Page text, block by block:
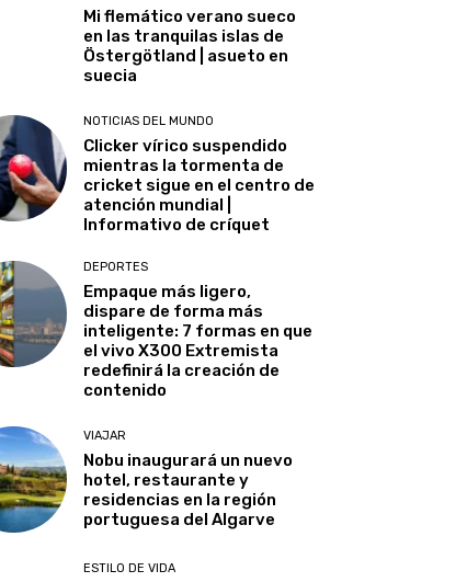
Mi flemático verano sueco
en las tranquilas islas de
Östergötland | asueto en
suecia
NOTICIAS DEL MUNDO
Clicker vírico suspendido
mientras la tormenta de
cricket sigue en el centro de
atención mundial |
Informativo de críquet
DEPORTES
Empaque más ligero,
dispare de forma más
inteligente: 7 formas en que
el vivo X300 Extremista
redefinirá la creación de
contenido
VIAJAR
Nobu inaugurará un nuevo
hotel, restaurante y
residencias en la región
portuguesa del Algarve
ESTILO DE VIDA